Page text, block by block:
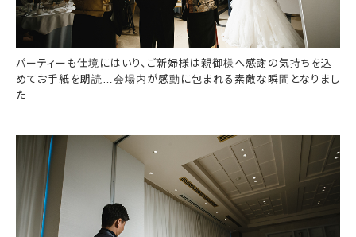
パーティーも佳境にはいり、ご新婦様は親御様へ感謝の気持ちを込
めてお手紙を朗読…会場内が感動に包まれる素敵な瞬間となりまし
た